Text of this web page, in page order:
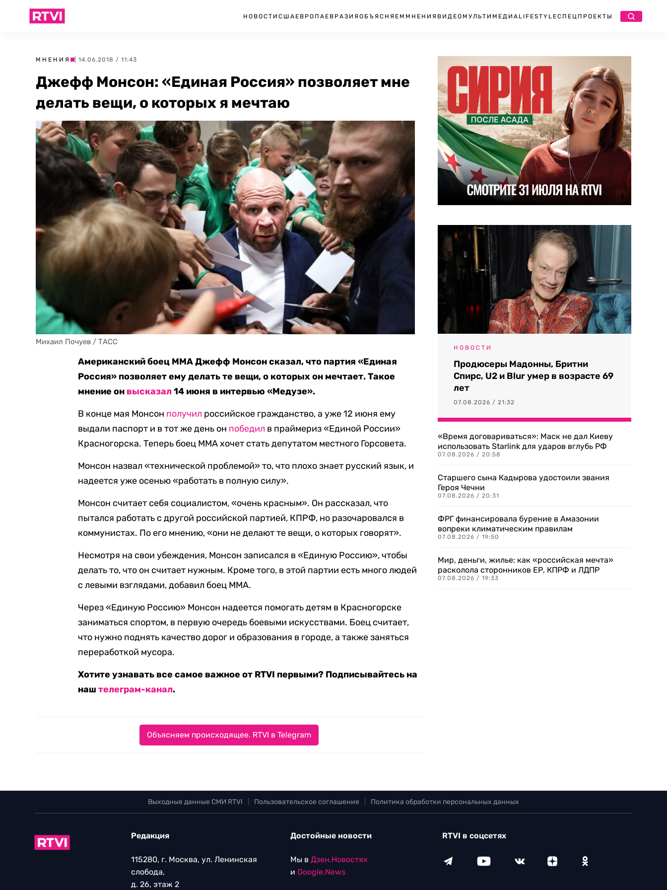
НОВОСТИ США ЕВРОПА ЕВРАЗИЯ ОБЪЯСНЯЕМ МНЕНИЯ ВИДЕО МУЛЬТИМЕДИА LIFESTYLEСПЕЦПРОЕКТЫ
МНЕНИЯ | 14.06.2018 / 11:43
Джефф Монсон: «Единая Россия» позволяет мне
делать вещи, о которых я мечтаю
Михаил Почуев / ТАСС
Американский боец ММА Джефф Монсон сказал, что партия «Единая
Россия» позволяет ему делать те вещи, о которых он мечтает. Такое
мнение он высказал14 июня в интервью «Медузе».
В конце мая Монсон получил российское гражданство, а уже 12 июня ему
выдали паспорт и в тот же день он победил в праймериз «Единой России»
Красногорска. Теперь боец ММА хочет стать депутатом местного Горсовета.
Монсон назвал «технической проблемой» то, что плохо знает русский язык, и
надеется уже осенью «работать в полную силу».
Монсон считает себя социалистом, «очень красным». Он рассказал, что
пытался работать с другой российской партией, КПРФ, но разочаровался в
коммунистах. По его мнению, «они не делают те вещи, о которых говорят».
Несмотря на свои убеждения, Монсон записался в «Единую Россию», чтобы
делать то, что он считает нужным. Кроме того, в этой партии есть много людей
с левыми взглядами, добавил боец ММА.
Через «Единую Россию» Монсон надеется помогать детям в Красногорске
заниматься спортом, в первую очередь боевыми искусствами. Боец считает,
что нужно поднять качество дорог и образования в городе, а также заняться
переработкой мусора.
Хотите узнавать все самое важное от RTVI первыми? Подписывайтесь на
наштелеграм-канал.
Объясняем происходящее. RTVI в Telegram
НОВОСТИ
Продюсеры Мадонны, Бритни
Спирс, U2 и Blur умер в возрасте 69
лет
07.08.2026 / 21:32
«Время договариваться»: Маск не дал Киеву
использовать Starlink для ударов вглубь РФ
07.08.2026 / 20:58
Старшего сына Кадырова удостоили звания
Героя Чечни
07.08.2026 / 20:31
ФРГ финансировала бурение в Амазонии
вопреки климатическим правилам
07.08.2026 / 19:50
Мир, деньги, жилье: как «российская мечта»
расколола сторонников ЕР, КПРФ и ЛДПР
07.08.2026 / 19:33
Выходные данные СМИ RTVI Пользовательское соглашение Политика обработки персональных данных
Редакция
115280, г. Москва, ул. Ленинская
слобода,
д. 26, этаж 2
Достойные новости
Мы в Дзен.Новостях
и Google.News
RTVI в соцсетях